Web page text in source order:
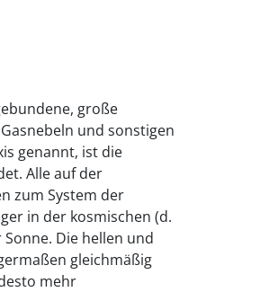
große
und sonstigen
genannt, ist die
Alle auf der
zum System der
in der kosmischen (d.
Die hellen und
gleichmäßig
mehr